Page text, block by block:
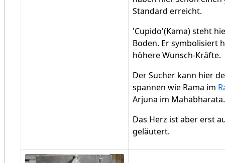
Standard erreicht.
'Cupido'(Kama) steht
Boden. Er symbolisiert
höhere Wunsch-Kräfte.
Der Sucher kann hier
spannen wie Rama im
Arjuna im Mahabharata.
Das Herz ist aber erst
geläutert.